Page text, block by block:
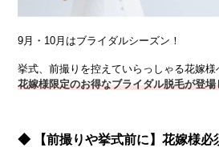
9月・10月はブライダルシーズン！
挙式、前撮りを控えていらっしゃる花嫁様
花嫁様限定のお得なブライダル脱毛が登場
◆ 【前撮りや挙式前に】花嫁様必